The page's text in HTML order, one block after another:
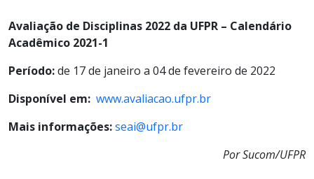
Avaliação de Disciplinas 2022 da UFPR – Calendário
Acadêmico 2021-1
Período:de 17 de janeiro a 04 de fevereiro de 2022
Disponível em: www.avaliacao.ufpr.br
Mais informações:seai@ufpr.br
Por Sucom/UFPR